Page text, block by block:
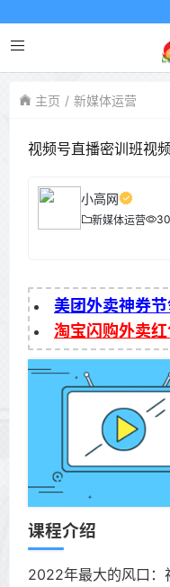
主页 新媒体运营
视频号直播密训班视
小高网
新媒体运营 30
美团外卖神券
淘宝闪购外卖
课程介绍
2022年最大的风口：